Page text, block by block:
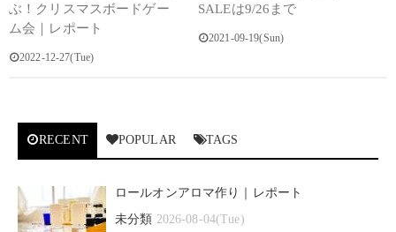
ぶ！クリスマスボードゲー
ム会｜レポート
2022-12-27(Tue)
SALEは9/26まで
2021-09-19(Sun)
RECENT POPULAR TAGS
ロールオンアロマ作り｜レポート
未分類 2026-08-04(Tue)